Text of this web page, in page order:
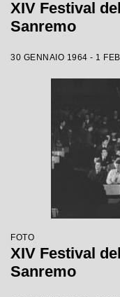
XIV Festival
Sanremo
30 GENNAIO 1964 - 1
FOTO
XIV Festival
Sanremo